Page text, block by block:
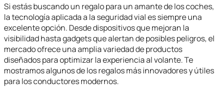
Si estás buscando un regalo para un amante de los coches,
la tecnología aplicada a la seguridad vial es siempre una
excelente opción. Desde dispositivos que mejoran la
visibilidad hasta gadgets que alertan de posibles peligros, el
mercado ofrece una amplia variedad de productos
diseñados para optimizar la experiencia al volante. Te
mostramos algunos de los regalos más innovadores y útiles
para los conductores modernos.